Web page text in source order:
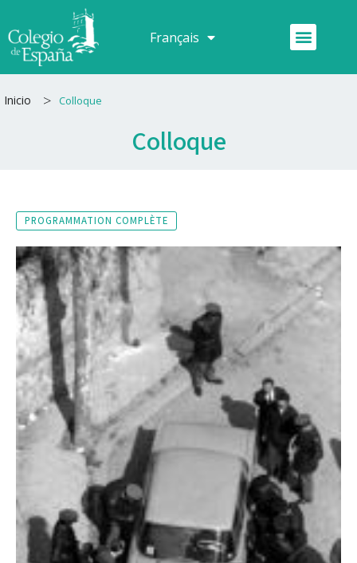
au
contenu
Français
Español Menu
Inicio > Colloque
Colloque
PROGRAMMATION COMPLÈTE